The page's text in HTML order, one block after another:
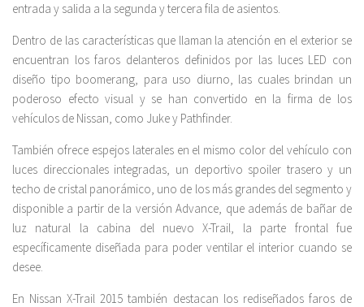
entrada y salida a la segunda y tercera fila de asientos.
Dentro de las características que llaman la atención en el exterior se
encuentran los faros delanteros definidos por las luces LED con
diseño tipo boomerang, para uso diurno, las cuales brindan un
poderoso efecto visual y se han convertido en la firma de los
vehículos de Nissan, como Juke y Pathfinder.
También ofrece espejos laterales en el mismo color del vehículo con
luces direccionales integradas, un deportivo spoiler trasero y un
techo de cristal panorámico, uno de los más grandes del segmento y
disponible a partir de la versión Advance, que además de bañar de
luz natural la cabina del nuevo X-Trail, la parte frontal fue
específicamente diseñada para poder ventilar el interior cuando se
desee.
En Nissan X-Trail 2015 también destacan los rediseñados faros de